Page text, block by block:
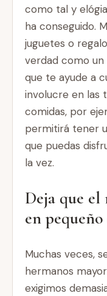
como tal y
ha conseguido.
juguetes o
verdad como
que te ayude a
involucre en las
comidas, por
permitirá tener
que puedas
la vez.
Deja que el
en
Muchas veces,
hermanos
exigimos